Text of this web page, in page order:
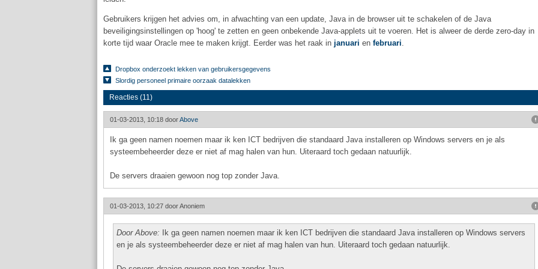
Gebruikers krijgen het advies om, in afwachting van een update, Java in de browser uit te schakelen of de Java
beveiligingsinstellingen op 'hoog' te zetten en geen onbekende Java-applets uit te voeren. Het is alweer de derde zero-day in
korte tijd waar Oracle mee te maken krijgt. Eerder was het raak in januari en februari.
Dropbox onderzoekt lekken van gebruikersgegevens
Slordig personeel primaire oorzaak datalekken
Reacties (11)
01-03-2013, 10:18 doorAbove
Ik ga geen namen noemen maar ik ken ICT bedrijven die standaard Java installeren op Windows servers en je als
systeembeheerder deze er niet af mag halen van hun. Uiteraard toch gedaan natuurlijk.
De servers draaien gewoon nog top zonder Java.
01-03-2013, 10:27 doorAnoniem
Door Above:
Ik ga geen namen noemen maar ik ken ICT bedrijven die standaard Java installeren op Windows servers
en je als systeembeheerder deze er niet af mag halen van hun. Uiteraard toch gedaan natuurlijk.